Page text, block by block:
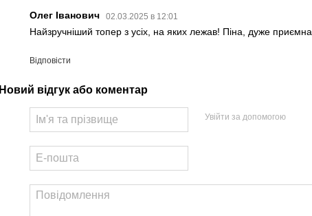
Олег Іванович 02.03.2025 в 12:01
Найзручніший топер з усіх, на яких лежав! Піна, дуже приємна
Відповісти
Новий відгук або коментар
Увійти за допомогою